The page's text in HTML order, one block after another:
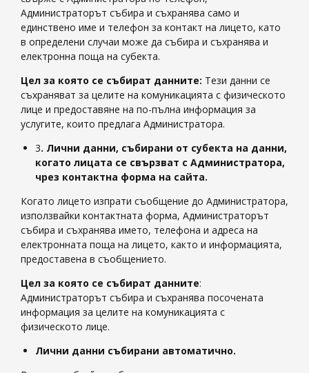
Администраторът събира и съхранява само и
единствено име и телефон за контакт на лицето, като
в определени случаи може да събира и съхранява и
електронна поща на субекта.
Цел за която се събират данните: Тези данни се
съхраняват за целите на комуникацията с физическото
лице и предоставяне на по-пълна информация за
услугите, които предлага Администратора.
3. Лични данни, събирани от субекта на данни,
когато лицата се свързват с Администратора,
чрез контактна форма на сайта.
Когато лицето изпрати съобщение до Администратора,
използвайки контактната форма, Администраторът
събира и съхранява името, телефона и адреса на
електронната поща на лицето, както и информацията,
предоставена в съобщението.
Цел за която се събират данните:
Администраторът събира и съхранява посочената
информация за целите на комуникацията с
физическото лице.
Лични данни събирани автоматично.